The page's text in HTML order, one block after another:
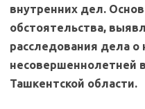
внутренних дел.
обстоятельства,
расследования дела
несовершеннолетней
Ташкентской области.